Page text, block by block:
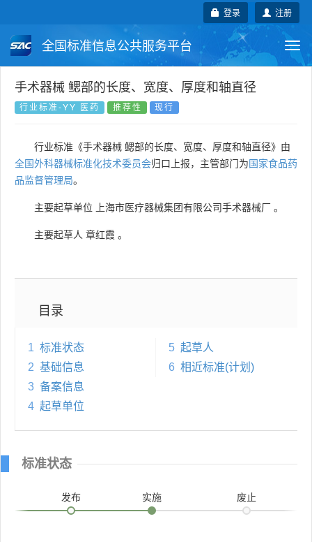
注册
登录
全国标准信息公共服务平台
国家标准 行业标准 地方标准
国外标准 技术委员会
手术器械 鳃部的长度、宽度、厚度和轴直径
行业标准-YY 医药 推荐性 现行
行业标准《手术器械 鳃部的长度、宽度、厚度和轴直径》由
全国外科器械标准化技术委员会归口上报，主管部门为国家食品药
品监督管理局。
主要起草单位 上海市医疗器械集团有限公司手术器械厂 。
主要起草人 章红霞 。
目录
1 标准状态
2 基础信息
3 备案信息
4 起草单位
5 起草人
6 相近标准(计划)
标准状态
发布 实施 废止